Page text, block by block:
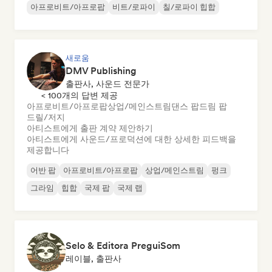
아프로비트/아프로팝 비트/로파이 칠/로파이 힙합
새로움
DMV Publishing
출판사, 사운드 전문가
< 100개의 답변 제공
아프로비트/아프로팝상업/메인스트림댄스 팝드림 팝
드릴/저지
아티스트에게 출판 계약 제안하기
아티스트에게 사운드/프로덕션에 대한 상세한 피드백을
제공합니다
어반 팝 아프로비트/아프로팝 상업/메인스트림
펑크
그라임
힙합 국제 팝 국제 랩
Selo & Editora PreguiSom
레이블, 출판사